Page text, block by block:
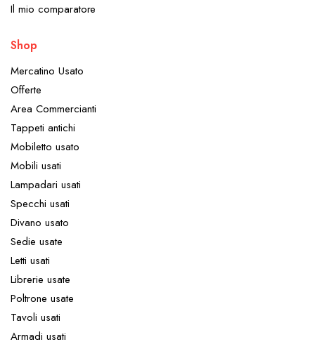
Il mio comparatore
Shop
Mercatino Usato
Offerte
Area Commercianti
Tappeti antichi
Mobiletto usato
Mobili usati
Lampadari usati
Specchi usati
Divano usato
Sedie usate
Letti usati
Librerie usate
Poltrone usate
Tavoli usati
Armadi usati